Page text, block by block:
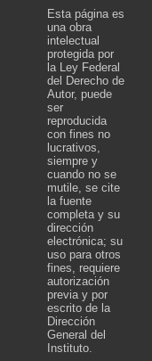
Esta página es
una obra
intelectual
protegida por
la Ley Federal
del Derecho de
Autor, puede
ser
reproducida
con fines no
lucrativos,
siempre y
cuando no se
mutile, se cite
la fuente
completa y su
dirección
electrónica; su
uso para otros
fines, requiere
autorización
previa y por
escrito de la
Dirección
General del
Instituto.